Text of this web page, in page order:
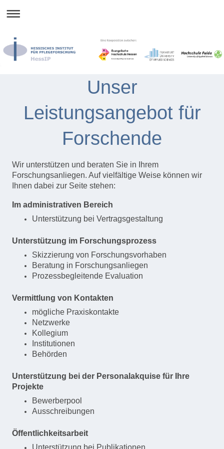
Unser
Leistungsangebot für
Forschende
Wir unterstützen und beraten Sie in Ihrem
Forschungsanliegen. Auf vielfältige Weise können wir
Ihnen dabei zur Seite stehen:
Im administrativen Bereich
Unterstützung bei Vertragsgestaltung
Unterstützung im Forschungsprozess
Skizzierung von Forschungsvorhaben
Beratung in Forschungsanliegen
Prozessbegleitende Evaluation
Vermittlung von Kontakten
mögliche Praxiskontakte
Netzwerke
Kollegium
Institutionen
Behörden
Unterstützung bei der Personalakquise für Ihre
Projekte
Bewerberpool
Ausschreibungen
Öffentlichkeitsarbeit
Unterstützung bei Publikationen